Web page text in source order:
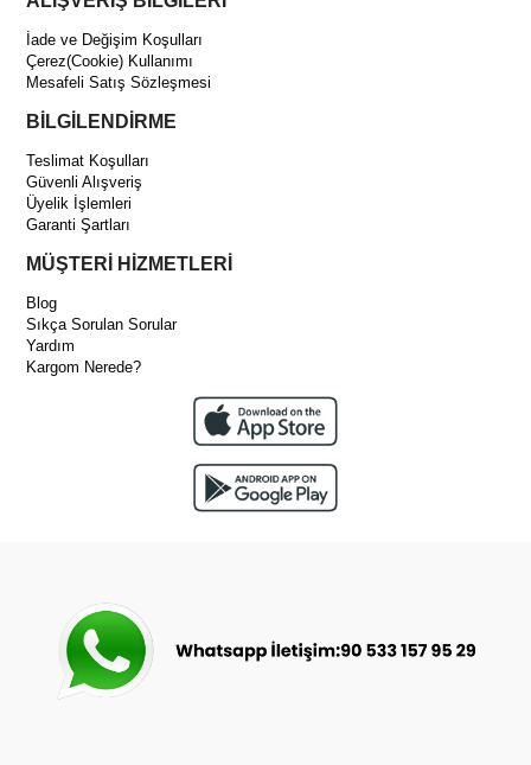
İade ve Değişim Koşulları
Çerez(Cookie) Kullanımı
Mesafeli Satış Sözleşmesi
BİLGİLENDİRME
Teslimat Koşulları
Güvenli Alışveriş
Üyelik İşlemleri
Garanti Şartları
MÜŞTERİ HİZMETLERİ
Blog
Sıkça Sorulan Sorular
Yardım
Kargom Nerede?